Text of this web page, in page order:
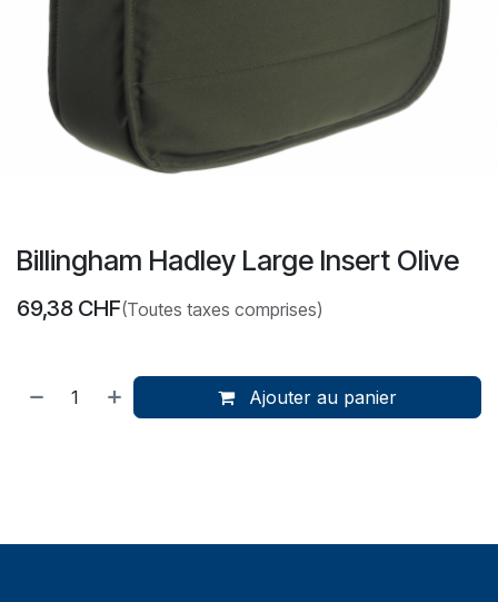
Billingham Hadley Large Insert Olive
69,38 CHF(Toutes taxes comprises)
Ajouter au panier